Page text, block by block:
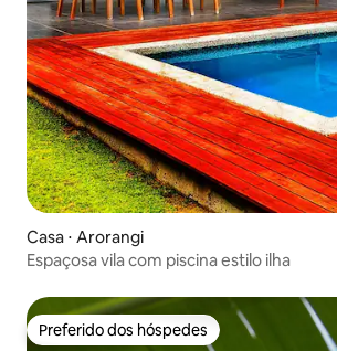
Casa ⋅ Arorangi
Espaçosa vila com piscina estilo ilha
Preferido dos hóspedes
Preferido dos hóspedes